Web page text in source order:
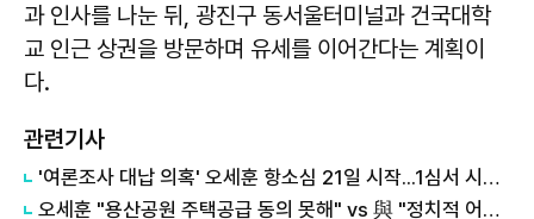
과 인사를 나눈 뒤, 광진구 동서울터미널과 건국대학
교 인근 상권을 방문하며 유세를 이어간다는 계획이
다.
관련기사
'여론조사 대납 의혹' 오세훈 항소심 21일 시작...1심서 시장직 상실형
오세훈 "용산공원 주택공급 동의 못해" vs 與 "정치적 어젠다로 사용" 맞불